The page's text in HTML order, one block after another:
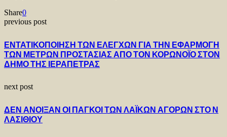
Share0
previous post
ΕΝΤΑΤΙΚΟΠΟΙΗΣΗ ΤΩΝ ΕΛΕΓΧΩΝ ΓΙΑ ΤΗΝ ΕΦΑΡΜΟΓΗ
ΤΩΝ ΜΕΤΡΩΝ ΠΡΟΣΤΑΣΙΑΣ ΑΠΟ ΤΟΝ ΚΟΡΩΝΟΪΟ ΣΤΟΝ
ΔΗΜΟ ΤΗΣ ΙΕΡΑΠΕΤΡΑΣ
next post
ΔΕΝ ΑΝΟΙΞΑΝ ΟΙ ΠΑΓΚΟΙ ΤΩΝ ΛΑΪΚΩΝ ΑΓΟΡΩΝ ΣΤΟ Ν
ΛΑΣΙΘΙΟΥ